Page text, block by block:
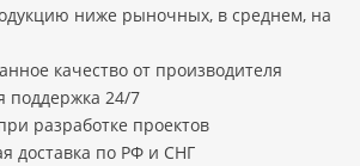
ниже рыночных, в среднем, на
качество от производителя
поддержка 24/7
разработке проектов
доставка по РФ и СНГ